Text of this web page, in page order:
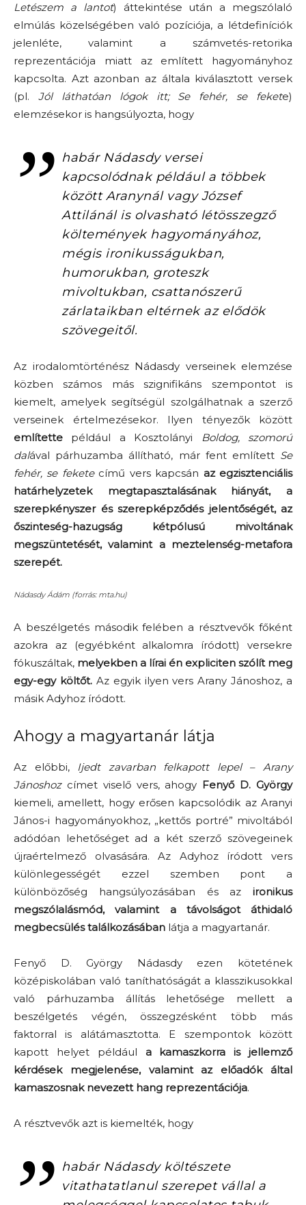
Letészem a lantot) áttekintése után a megszólaló
elmúlás közelségében való pozíciója, a létdefiníciók
jelenléte, valamint a számvetés-retorika
reprezentációja miatt az említett hagyományhoz
kapcsolta. Azt azonban az általa kiválasztott versek
(pl. Jól láthatóan lógok itt; Se fehér, se fekete)
elemzésekor is hangsúlyozta, hogy
habár Nádasdy versei
kapcsolódnak például a többek
között Aranynál vagy József
Attilánál is olvasható létösszegző
költemények hagyományához,
mégis ironikusságukban,
humorukban, groteszk
mivoltukban, csattanószerű
zárlataikban eltérnek az elődök
szövegeitől.
Az irodalomtörténész Nádasdy verseinek elemzése
közben számos más szignifikáns szempontot is
kiemelt, amelyek segítségül szolgálhatnak a szerző
verseinek értelmezésekor. Ilyen tényezők között
említette például a Kosztolányi Boldog, szomorú
dalával párhuzamba állítható, már fent említett Se
fehér, se feketecímű vers kapcsán az egzisztenciális
határhelyzetek megtapasztalásának hiányát, a
szerepkényszer és szerepképződés jelentőségét, az
őszinteség-hazugság kétpólusú mivoltának
megszüntetését, valamint a meztelenség-metafora
szerepét.
Nádasdy Ádám (forrás: mta.hu)
A beszélgetés második felében a résztvevők főként
azokra az (egyébként alkalomra íródott) versekre
fókuszáltak, melyekben a lírai én expliciten szólít meg
egy-egy költőt.Az egyik ilyen vers Arany Jánoshoz, a
másik Adyhoz íródott.
Ahogy a magyartanár látja
Az előbbi, Ijedt zavarban felkapott lepel – Arany
Jánoshozcímet viselő vers, ahogy Fenyő D. György
kiemeli, amellett, hogy erősen kapcsolódik az Aranyi
János-i hagyományokhoz, „kettős portré” mivoltából
adódóan lehetőséget ad a két szerző szövegeinek
újraértelmező olvasására. Az Adyhoz íródott vers
különlegességét ezzel szemben pont a
különbözőség hangsúlyozásában és az ironikus
megszólalásmód, valamint a távolságot áthidaló
megbecsülés találkozásában látja a magyartanár.
Fenyő D. György Nádasdy ezen kötetének
középiskolában való taníthatóságát a klasszikusokkal
való párhuzamba állítás lehetősége mellett a
beszélgetés végén, összegzésként több más
faktorral is alátámasztotta. E szempontok között
kapott helyet például a kamaszkorra is jellemző
kérdések megjelenése, valamint az előadók által
kamaszosnak nevezett hang reprezentációja.
A résztvevők azt is kiemelték, hogy
habár Nádasdy költészete
vitathatatlanul szerepet vállal a